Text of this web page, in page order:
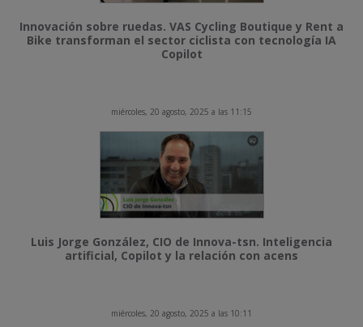
Innovación sobre ruedas. VAS Cycling Boutique y Rent a
Bike transforman el sector ciclista con tecnología IA
Copilot
miércoles, 20 agosto, 2025 a las 11:15
Luis Jorge González, CIO de Innova-tsn. Inteligencia
artificial, Copilot y la relación con acens
miércoles, 20 agosto, 2025 a las 10:11